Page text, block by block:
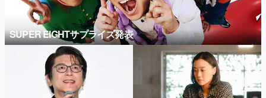
SUPER EIGHTサプライズ発表